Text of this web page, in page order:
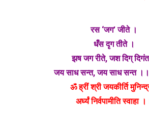
रस ‘जग’ जीते ।
धँस दृग तीते ।
झष जग रीते, जश दिग्
जय साध सन्त, जय साध सन्त
ॐ ह्रीं श्री जयकीर्ति
अर्घ्यं निर्वपामीति स्वाहा